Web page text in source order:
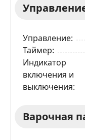
Управление
Таймер
Индикатор
включения и
выключения
Варочная